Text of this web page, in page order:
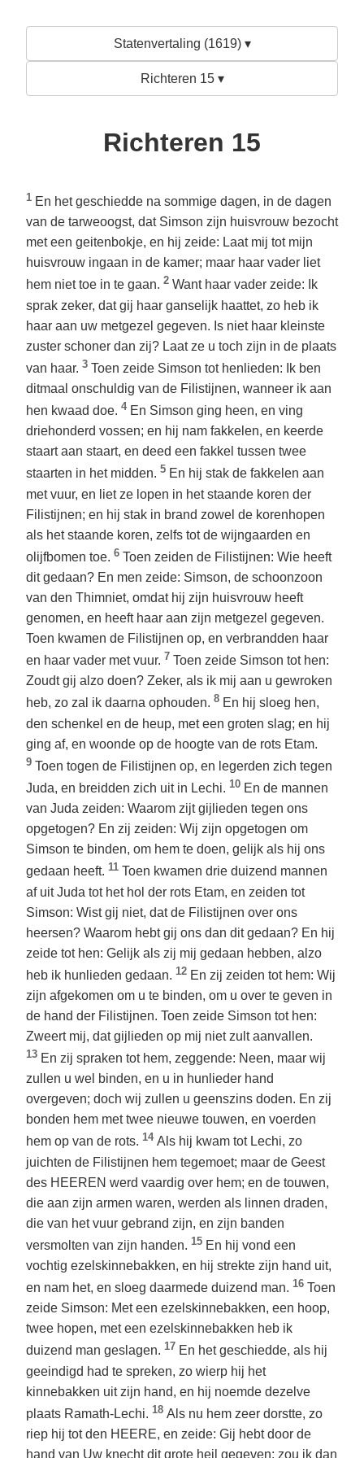
Statenvertaling (1619) ▾
Richteren 15 ▾
Richteren 15
1 En het geschiedde na sommige dagen, in de dagen
van de tarweoogst, dat Simson zijn huisvrouw bezocht
met een geitenbokje, en hij zeide: Laat mij tot mijn
huisvrouw ingaan in de kamer; maar haar vader liet
hem niet toe in te gaan. 2 Want haar vader zeide: Ik
sprak zeker, dat gij haar ganselijk haattet, zo heb ik
haar aan uw metgezel gegeven. Is niet haar kleinste
zuster schoner dan zij? Laat ze u toch zijn in de plaats
van haar. 3 Toen zeide Simson tot henlieden: Ik ben
ditmaal onschuldig van de Filistijnen, wanneer ik aan
hen kwaad doe. 4 En Simson ging heen, en ving
driehonderd vossen; en hij nam fakkelen, en keerde
staart aan staart, en deed een fakkel tussen twee
staarten in het midden. 5 En hij stak de fakkelen aan
met vuur, en liet ze lopen in het staande koren der
Filistijnen; en hij stak in brand zowel de korenhopen
als het staande koren, zelfs tot de wijngaarden en
olijfbomen toe. 6 Toen zeiden de Filistijnen: Wie heeft
dit gedaan? En men zeide: Simson, de schoonzoon
van den Thimniet, omdat hij zijn huisvrouw heeft
genomen, en heeft haar aan zijn metgezel gegeven.
Toen kwamen de Filistijnen op, en verbrandden haar
en haar vader met vuur. 7 Toen zeide Simson tot hen:
Zoudt gij alzo doen? Zeker, als ik mij aan u gewroken
heb, zo zal ik daarna ophouden. 8 En hij sloeg hen,
den schenkel en de heup, met een groten slag; en hij
ging af, en woonde op de hoogte van de rots Etam.
9 Toen togen de Filistijnen op, en legerden zich tegen
Juda, en breidden zich uit in Lechi. 10 En de mannen
van Juda zeiden: Waarom zijt gijlieden tegen ons
opgetogen? En zij zeiden: Wij zijn opgetogen om
Simson te binden, om hem te doen, gelijk als hij ons
gedaan heeft. 11 Toen kwamen drie duizend mannen
af uit Juda tot het hol der rots Etam, en zeiden tot
Simson: Wist gij niet, dat de Filistijnen over ons
heersen? Waarom hebt gij ons dan dit gedaan? En hij
zeide tot hen: Gelijk als zij mij gedaan hebben, alzo
heb ik hunlieden gedaan. 12 En zij zeiden tot hem: Wij
zijn afgekomen om u te binden, om u over te geven in
de hand der Filistijnen. Toen zeide Simson tot hen:
Zweert mij, dat gijlieden op mij niet zult aanvallen.
13 En zij spraken tot hem, zeggende: Neen, maar wij
zullen u wel binden, en u in hunlieder hand
overgeven; doch wij zullen u geenszins doden. En zij
bonden hem met twee nieuwe touwen, en voerden
hem op van de rots. 14 Als hij kwam tot Lechi, zo
juichten de Filistijnen hem tegemoet; maar de Geest
des HEEREN werd vaardig over hem; en de touwen,
die aan zijn armen waren, werden als linnen draden,
die van het vuur gebrand zijn, en zijn banden
versmolten van zijn handen. 15 En hij vond een
vochtig ezelskinnebakken, en hij strekte zijn hand uit,
en nam het, en sloeg daarmede duizend man. 16 Toen
zeide Simson: Met een ezelskinnebakken, een hoop,
twee hopen, met een ezelskinnebakken heb ik
duizend man geslagen. 17 En het geschiedde, als hij
geeindigd had te spreken, zo wierp hij het
kinnebakken uit zijn hand, en hij noemde dezelve
plaats Ramath-Lechi. 18 Als nu hem zeer dorstte, zo
riep hij tot den HEERE, en zeide: Gij hebt door de
hand van Uw knecht dit grote heil gegeven; zou ik dan